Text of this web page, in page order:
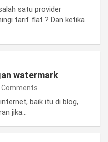
satu provider
tarif flat ? Dan ketika
watermark
Comments
baik itu di blog,
jika…